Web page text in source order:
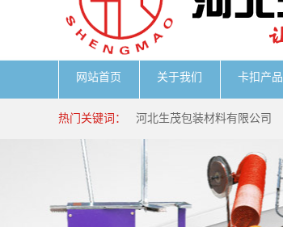
网站首页 关于我们 卡扣产品
热门关键词： 河北生茂包装材料有限公司